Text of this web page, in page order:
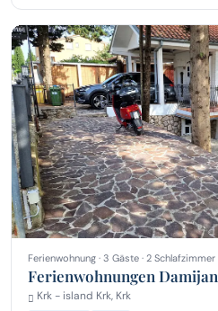
Ferienwohnung · 3 Gäste · 2 Schlafzimmer
Ferienwohnungen Damijan
Krk - island Krk, Krk